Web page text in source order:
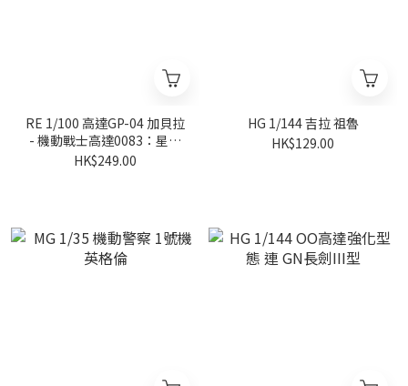
RE 1/100 高達GP-04 加貝拉
- 機動戰士高達0083：星塵
的回憶
HK$249.00
HG 1/144 吉拉 祖魯
HK$129.00